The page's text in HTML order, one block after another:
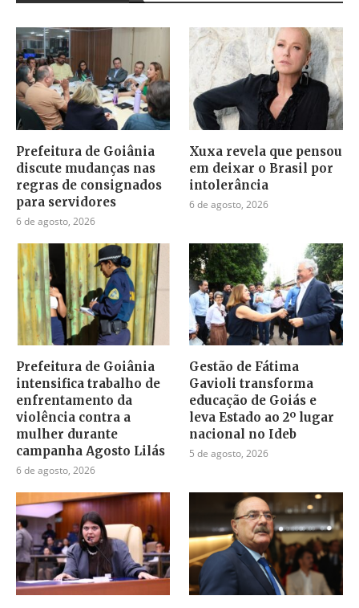
Prefeitura de Goiânia
discute mudanças nas
regras de consignados
para servidores
6 de agosto, 2026
Xuxa revela que pensou
em deixar o Brasil por
intolerância
6 de agosto, 2026
Prefeitura de Goiânia
intensifica trabalho de
enfrentamento da
violência contra a
mulher durante
campanha Agosto Lilás
6 de agosto, 2026
Gestão de Fátima
Gavioli transforma
educação de Goiás e
leva Estado ao 2º lugar
nacional no Ideb
5 de agosto, 2026